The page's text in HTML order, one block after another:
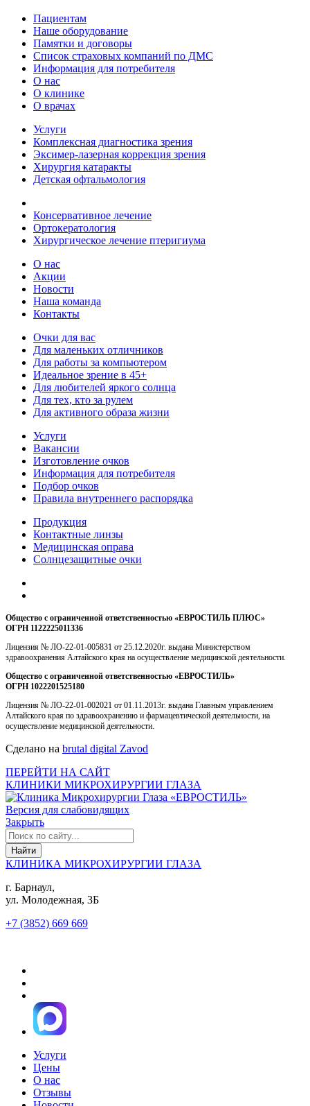
Пациентам
Наше оборудование
Памятки и договоры
Список страховых компаний по ДМС
Информация для потребителя
О нас
О клинике
О врачах
Услуги
Комплексная диагностика зрения
Эксимер-лазерная коррекция зрения
Хирургия катаракты
Детская офтальмология
Консервативное лечение
Ортокератология
Хирургическое лечение птеригиума
О нас
Акции
Новости
Наша команда
Контакты
Очки для вас
Для маленьких отличников
Для работы за компьютером
Идеальное зрение в 45+
Для любителей яркого солнца
Для тех, кто за рулем
Для активного образа жизни
Услуги
Вакансии
Изготовление очков
Информация для потребителя
Подбор очков
Правила внутреннего распорядка
Продукция
Контактные линзы
Медицинская оправа
Солнцезащитные очки
Общество с ограниченной ответственностью «ЕВРОСТИЛЬ ПЛЮС»
ОГРН 1122225011336
Лицензия № ЛО-22-01-005831 от 25.12.2020г. выдана Министерством
здравоохранения Алтайского края на осуществление медицинской деятельности.
Общество с ограниченной ответственностью «ЕВРОСТИЛЬ»
ОГРН 1022201525180
Лицензия № ЛО-22-01-002021 от 01.11.2013г. выдана Главным управлением
Алтайского края по здравоохранению и фармацевтической деятельности, на
осуществление медицинской деятельности.
Сделано на brutal digital Zavod
ПЕРЕЙТИ НА САЙТ
КЛИНИКИ МИКРОХИРУРГИИ ГЛАЗА
Версия для слабовидящих
Закрыть
КЛИНИКА МИКРОХИРУРГИИ ГЛАЗА
г. Барнаул,
ул. Молодежная, 3Б
+7 (3852) 669 669
Услуги
Цены
О нас
Отзывы